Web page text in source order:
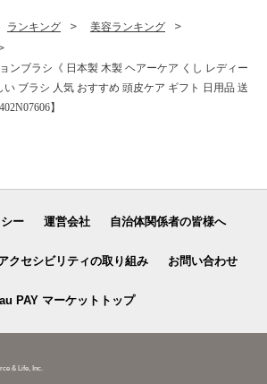
ランキング
美容ランキング
ンブラシ《 日本製 木製 ヘアーケア くし レディー
い ブラシ 人気 おすすめ 頭皮ケア ギフト 日用品 送
】
ー 運営会社 自治体関係者の皆様へ
クセシビリティの取り組み お問い合わせ
au PAY マーケットトップ
& Life, Inc.